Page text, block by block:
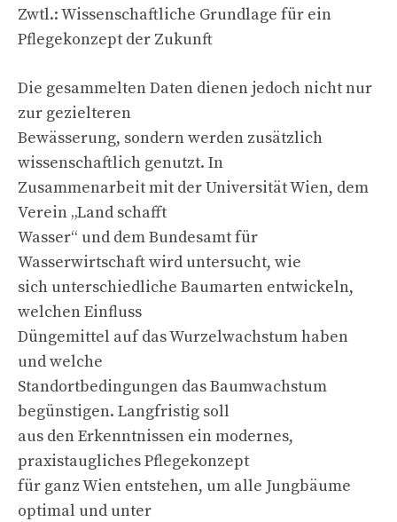
Zwtl.: Wissenschaftliche Grundlage für ein
Pflegekonzept der Zukunft
Die gesammelten Daten dienen jedoch nicht nur
zur gezielteren
Bewässerung, sondern werden zusätzlich
wissenschaftlich genutzt. In
Zusammenarbeit mit der Universität Wien, dem
Verein „Land schafft
Wasser“ und dem Bundesamt für
Wasserwirtschaft wird untersucht, wie
sich unterschiedliche Baumarten entwickeln,
welchen Einfluss
Düngemittel auf das Wurzelwachstum haben
und welche
Standortbedingungen das Baumwachstum
begünstigen. Langfristig soll
aus den Erkenntnissen ein modernes,
praxistaugliches Pflegekonzept
für ganz Wien entstehen, um alle Jungbäume
optimal und unter